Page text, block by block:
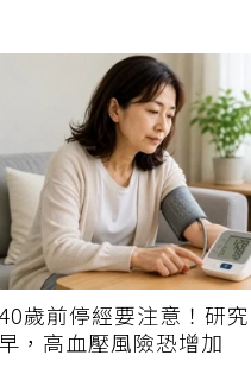
40歲前停經要注意！研